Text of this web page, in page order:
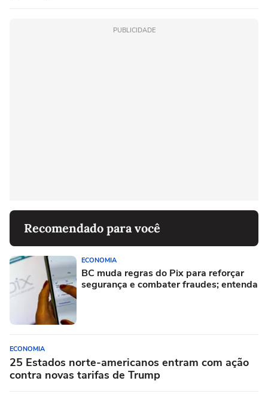
PUBLICIDADE
Recomendado para você
ECONOMIA
BC muda regras do Pix para reforçar
segurança e combater fraudes; entenda
ECONOMIA
25 Estados norte-americanos entram com ação
contra novas tarifas de Trump